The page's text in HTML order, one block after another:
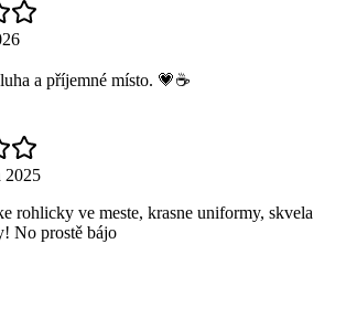
a příjemné místo. 💗☕️
2025
rohlicky ve meste, krasne uniformy, skvela
No prostě bájo